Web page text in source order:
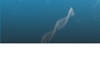
Excel